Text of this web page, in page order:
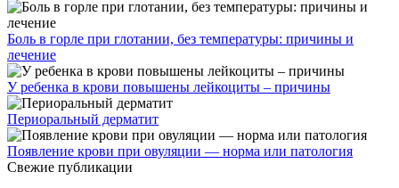
Боль в горле при глотании, без температуры: причины и
лечение
У ребенка в крови повышены лейкоциты – причины
Периоральный дерматит
Появление крови при овуляции — норма или патология
Свежие публикации